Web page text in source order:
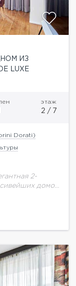
ИЗ
LUXE
этаж
2 / 7
Dorati)
2-
домов